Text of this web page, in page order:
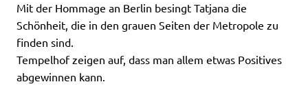
Mit der Hommage an Berlin besingt Tatjana die
Schönheit, die in den grauen Seiten der Metropole zu
finden sind.
Tempelhof zeigen auf, dass man allem etwas Positives
abgewinnen kann.